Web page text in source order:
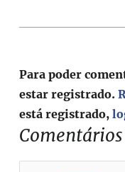
Comentários
Para poder
estar registrado.
está registrado,